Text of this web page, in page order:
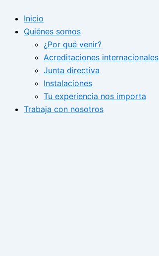
contenido
Inicio
Quiénes somos
¿Por qué venir?
Acreditaciones internacionales
Junta directiva
Instalaciones
Tu experiencia nos importa
Trabaja con nosotros